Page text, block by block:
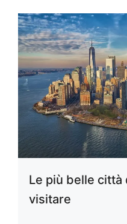
Le più belle città
visitare